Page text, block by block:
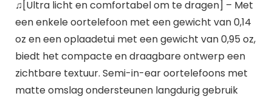
♫[Ultra licht en comfortabel om te dragen] – Met
een enkele oortelefoon met een gewicht van 0,14
oz en een oplaadetui met een gewicht van 0,95 oz,
biedt het compacte en draagbare ontwerp een
zichtbare textuur. Semi-in-ear oortelefoons met
matte omslag ondersteunen langdurig gebruik